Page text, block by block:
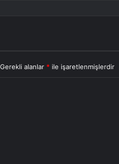
Gerekli alanlar * ile işaretlenmişlerdir